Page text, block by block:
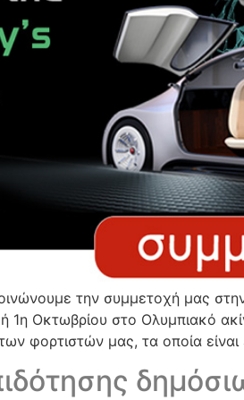
την συμμετοχή μας
1η Οκτωβρίου στο Ολυμπιακό
φορτιστών μας, τα οποία